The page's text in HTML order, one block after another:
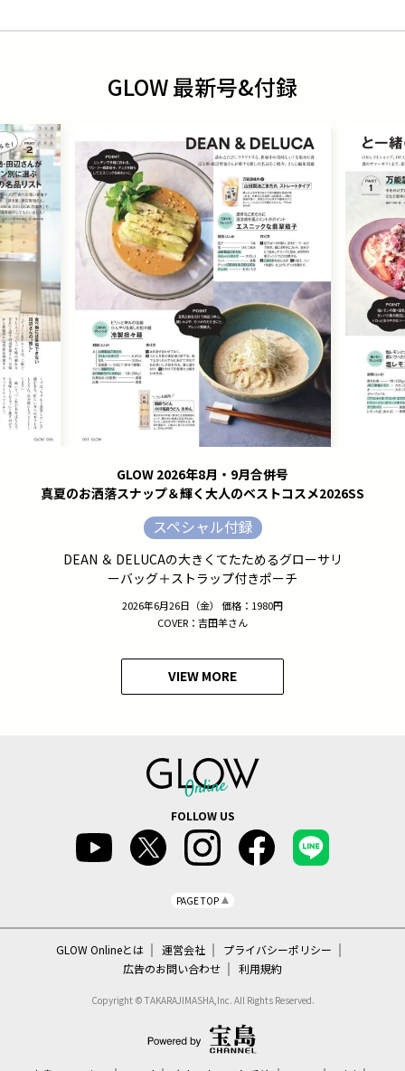
GLOW 最新号&付録
GLOW 2026年8月・9月合併号
真夏のお洒落スナップ＆輝く大人のベストコスメ2026SS
スペシャル付録
DEAN ＆ DELUCAの大きくてたためるグローサリ
ーバッグ＋ストラップ付きポーチ
2026年6月26日（金） 価格：1980円
COVER：吉田羊さん
VIEW MORE
FOLLOW US
PAGE TOP
GLOW Onlineとは 運営会社
プライバシーポリシー
広告のお問い合わせ
利用規約
Copyright © TAKARAJIMASHA,Inc. All Rights Reserved.